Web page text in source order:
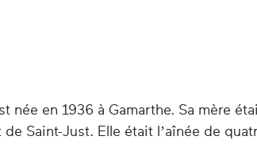
née en 1936 à Gamarthe. Sa mère
Saint-Just. Elle était l’aînée de